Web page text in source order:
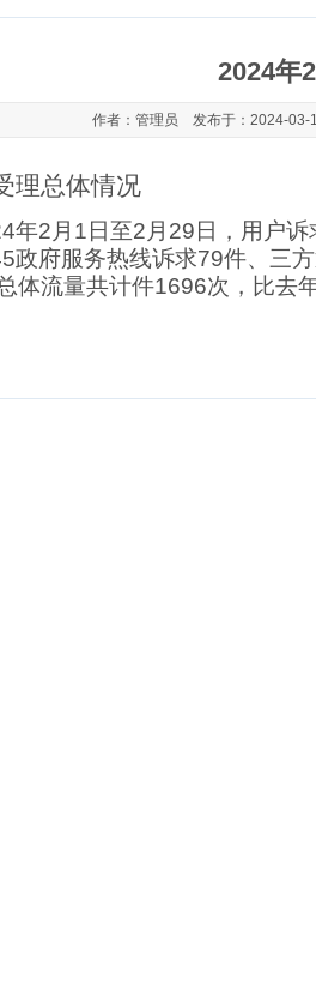
2024年
作者：管理员 发布于：2024-
理总体情况
4年2 月1日至2 月 29 日 ， 用户
政府服务热线诉求79件、 三
体流量共计件1696次 ，比去